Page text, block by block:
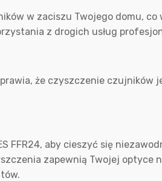
w zaciszu Twojego domu, co
z drogich usług
że czyszczenie czujników
FFR24, aby cieszyć się
zapewnią Twojej optyce